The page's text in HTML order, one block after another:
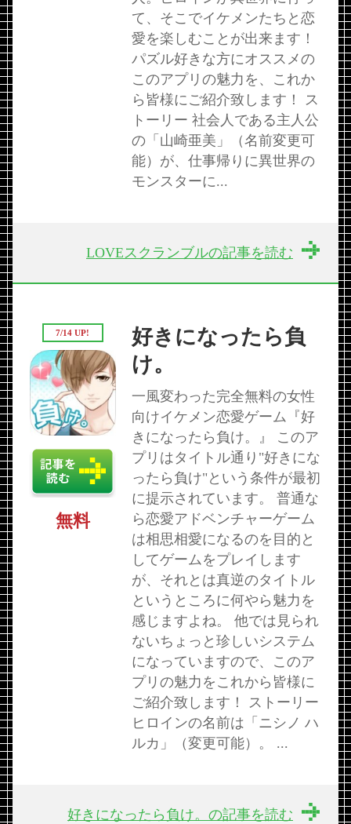
て、そこでイケメンたちと恋
愛を楽しむことが出来ます！
パズル好きな方にオススメの
このアプリの魅力を、これか
ら皆様にご紹介致します！ ス
トーリー 社会人である主人公
の「山崎亜美」（名前変更可
能）が、仕事帰りに異世界の
モンスターに...
LOVEスクランブルの記事を読む
好きになったら負
け。
一風変わった完全無料の女性
向けイケメン恋愛ゲーム『好
きになったら負け。』 このア
プリはタイトル通り"好きにな
ったら負け"という条件が最初
に提示されています。 普通な
ら恋愛アドベンチャーゲーム
は相思相愛になるのを目的と
してゲームをプレイします
が、それとは真逆のタイトル
というところに何やら魅力を
感じますよね。 他では見られ
ないちょっと珍しいシステム
になっていますので、このア
プリの魅力をこれから皆様に
ご紹介致します！ ストーリー
ヒロインの名前は「ニシノ ハ
ルカ」（変更可能）。 ...
7/14 UP!
無料
好きになったら負け。の記事を読む